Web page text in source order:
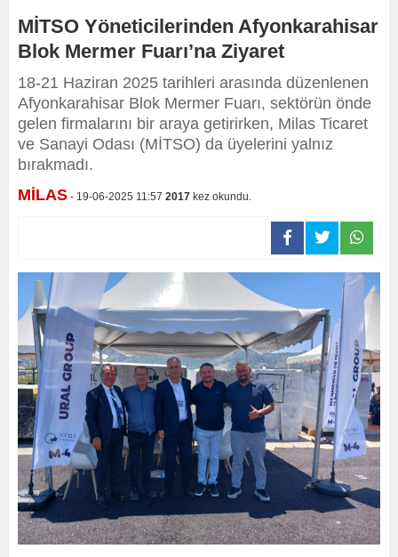
MİTSO Yöneticilerinden Afyonkarahisar
Blok Mermer Fuarı’na Ziyaret
18-21 Haziran 2025 tarihleri arasında düzenlenen
Afyonkarahisar Blok Mermer Fuarı, sektörün önde
gelen firmalarını bir araya getirirken, Milas Ticaret
ve Sanayi Odası (MİTSO) da üyelerini yalnız
bırakmadı.
MİLAS - 19-06-2025 11:57 2017 kez okundu.